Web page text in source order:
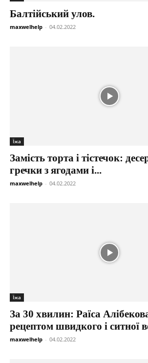
Балтійський улов.
maxwelhelp - 04.02.2022
Їжа
Замість торта і тістечок:
гречки з ягодами і...
maxwelhelp - 04.02.2022
Їжа
За 30 хвилин: Раїса
рецептом швидкого і ситної
maxwelhelp - 04.02.2022